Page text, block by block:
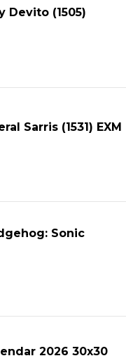
Devito (1505)
Sarris (1531) EXM
Sonic
2026 30x30